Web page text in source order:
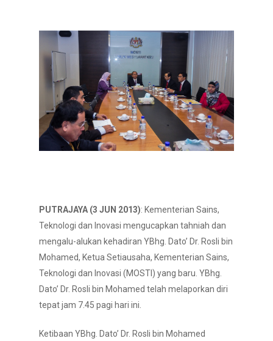
PUTRAJAYA (3 JUN 2013): Kementerian Sains,
Teknologi dan Inovasi mengucapkan tahniah dan
mengalu-alukan kehadiran YBhg. Dato’ Dr. Rosli bin
Mohamed, Ketua Setiausaha, Kementerian Sains,
Teknologi dan Inovasi (MOSTI) yang baru. YBhg.
Dato’ Dr. Rosli bin Mohamed telah melaporkan diri
tepat jam 7.45 pagi hari ini.
Ketibaan YBhg. Dato’ Dr. Rosli bin Mohamed